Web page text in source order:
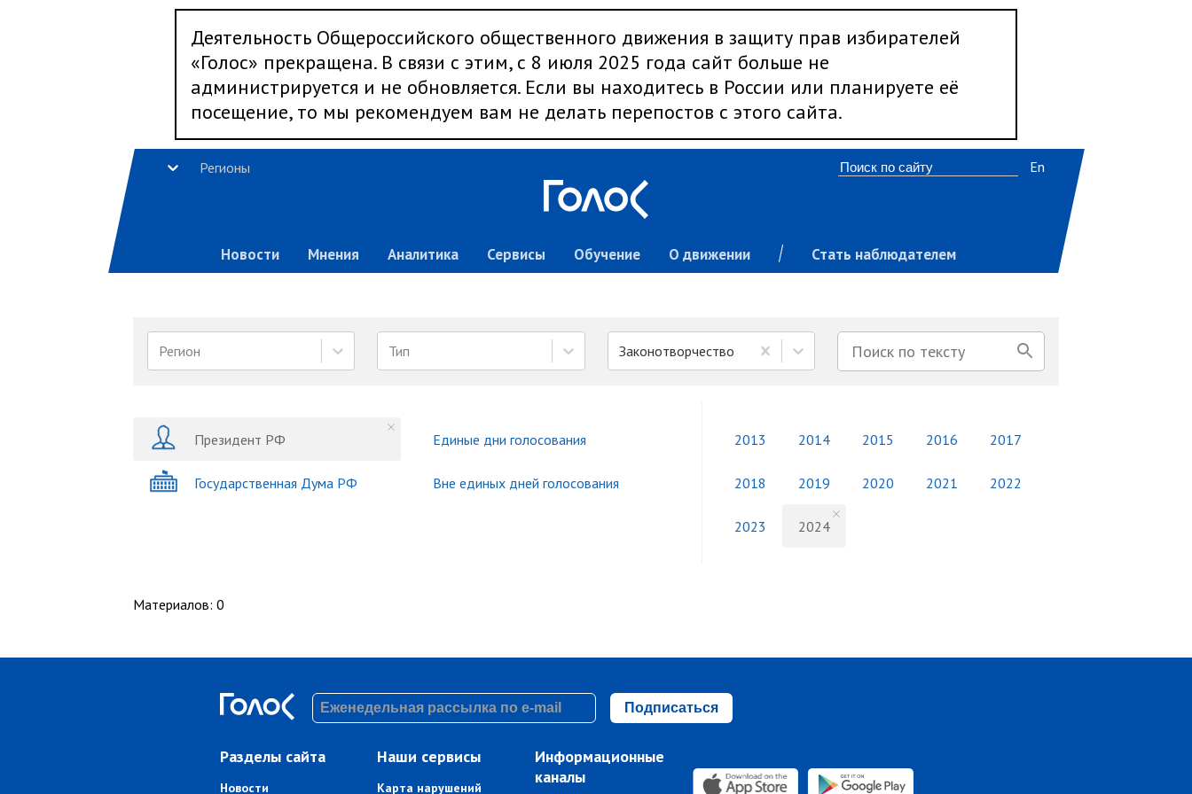
Деятельность Общероссийского общественного движения в защиту прав избирателей
«Голос» прекращена. В связи с этим, с 8 июля 2025 года сайт больше не
администрируется и не обновляется. Если вы находитесь в России или планируете её
посещение, то мы рекомендуем вам не делать перепостов с этого сайта.
Регионы
Новости Мнения Аналитика Сервисы Обучение О движении Стать наблюдателем
En
Регион Тип Законотворчество
Президент РФ
Государственная Дума РФ
Единые дни голосования
Вне единых дней голосования
2013 2014 2015 2016 2017
2018 2019 2020 2021 2022
2023 2024
Материалов: 0
Подписаться
Разделы сайта
Новости
Наши сервисы
Карта нарушений
Информационные
каналы